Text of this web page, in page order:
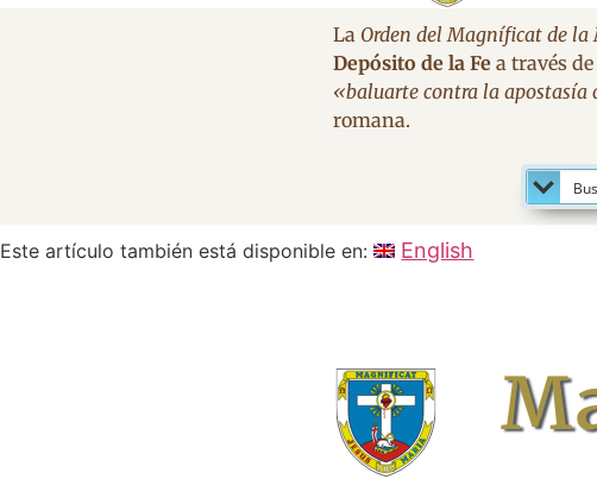
La Orden del Magníficat de la
Depósito de la Fe a través
«baluarte contra la apostasía
romana.
Este artículo también está disponible en: English